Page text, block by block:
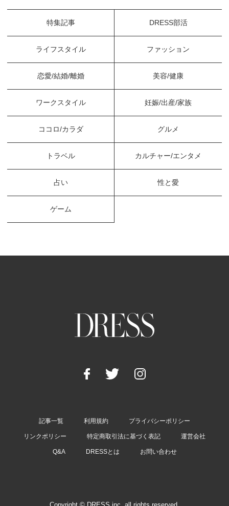
特集記事 DRESS部活
ライフスタイル ファッション
恋愛/結婚/離婚 美容/健康
ワークスタイル 妊娠/出産/家族
ココロ/カラダ グルメ
トラベル カルチャー/エンタメ
占い 性と愛
ゲーム
記事一覧 利用規約 プライバシーポリシー
リンクポリシー 特定商取引法に基づく表記 運営会社
Q&A DRESSとは お問い合わせ